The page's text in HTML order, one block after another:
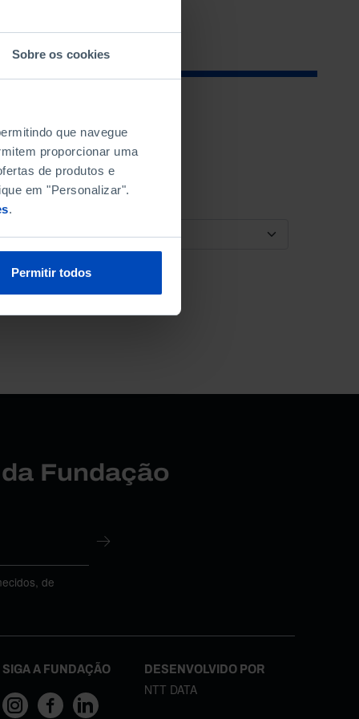
Sobre os cookies
que navegue
proporcionar uma
de produtos e
em "Personalizar".
.
Permitir todos
ORDENAR POR
Fundação
de
SIGA A FUNDAÇÃO DESENVOLVIDO POR
NTT DATA